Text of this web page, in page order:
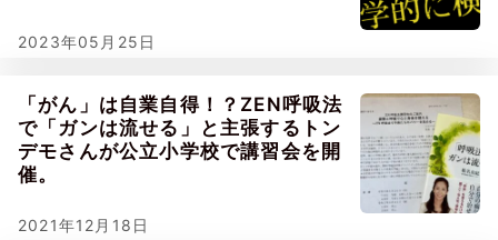
2023年05月25日
「がん」は自業自得！？ZEN呼吸法
で「ガンは流せる」と主張するトン
デモさんが公立小学校で講習会を開
催。
2021年12月18日